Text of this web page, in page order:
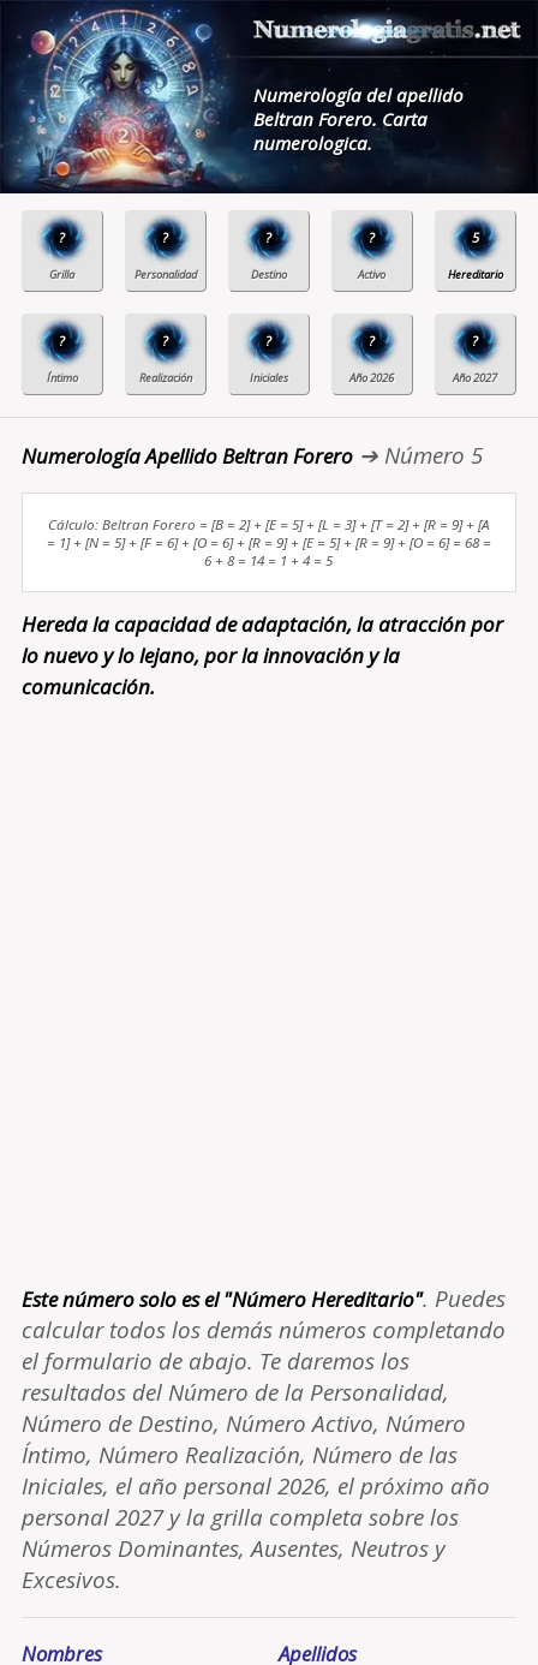
Numerología del apellido
Beltran Forero. Carta
numerologica.
? ? ? ? 5
? ? ? ? ?
Numerología Apellido Beltran Forero➔ Número 5
Cálculo: Beltran Forero = [B = 2] + [E = 5] + [L = 3] + [T = 2] + [R = 9] + [A
= 1] + [N = 5] + [F = 6] + [O = 6] + [R = 9] + [E = 5] + [R = 9] + [O = 6] = 68 =
6 + 8 = 14 = 1 + 4 = 5
Hereda la capacidad de adaptación, la atracción por
lo nuevo y lo lejano, por la innovación y la
comunicación.
Este número solo es el "Número Hereditario". Puedes
calcular todos los demás números completando
el formulario de abajo. Te daremos los
resultados del Número de la Personalidad,
Número de Destino, Número Activo, Número
Íntimo, Número Realización, Número de las
Iniciales, el año personal 2026, el próximo año
personal 2027 y la grilla completa sobre los
Números Dominantes, Ausentes, Neutros y
Excesivos.
Nombres Apellidos